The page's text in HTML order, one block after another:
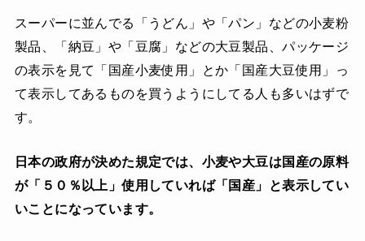
スーパーに並んでる「うどん」や「パン」などの小麦粉
製品、「納豆」や「豆腐」などの大豆製品、パッケージ
の表示を見て「国産小麦使用」とか「国産大豆使用」っ
て表示してあるものを買うようにしてる人も多いはずで
す。
日本の政府が決めた規定では、小麦や大豆は国産の原料
が「５０％以上」使用していれば「国産」と表示してい
いことになっています。